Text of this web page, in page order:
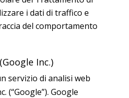
i dati di traffico e
del comportamento
Inc.)
servizio di analisi web
(“Google”). Google